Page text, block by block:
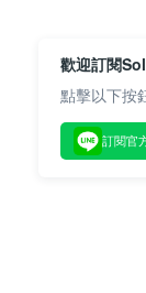
歡迎訂閱
點擊以下按
訂閱官